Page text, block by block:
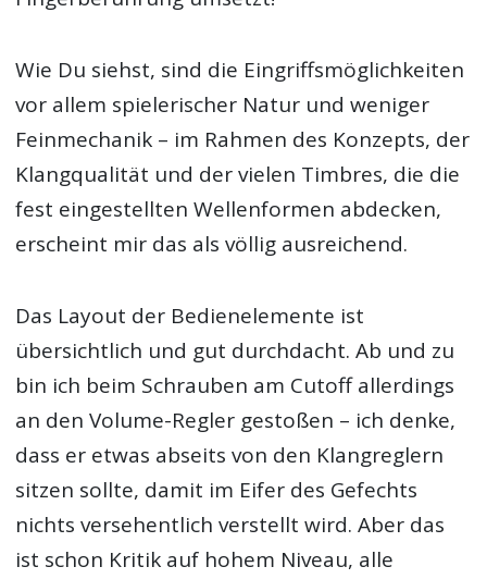
Wie Du siehst, sind die Eingriffsmöglichkeiten
vor allem spielerischer Natur und weniger
Feinmechanik – im Rahmen des Konzepts, der
Klangqualität und der vielen Timbres, die die
fest eingestellten Wellenformen abdecken,
erscheint mir das als völlig ausreichend.
Das Layout der Bedienelemente ist
übersichtlich und gut durchdacht. Ab und zu
bin ich beim Schrauben am Cutoff allerdings
an den Volume-Regler gestoßen – ich denke,
dass er etwas abseits von den Klangreglern
sitzen sollte, damit im Eifer des Gefechts
nichts versehentlich verstellt wird. Aber das
ist schon Kritik auf hohem Niveau, alle